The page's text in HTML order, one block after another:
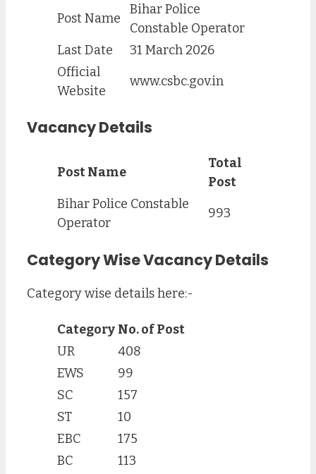
Post Name
Bihar Police
Constable Operator
Last Date
31 March 2026
Official
Website
www.csbc.gov.in
Vacancy Details
Post Name
Total
Post
Bihar Police Constable
Operator
993
Category Wise Vacancy Details
Category wise details here:-
Category No. of Post
UR
408
EWS
99
SC
157
ST
10
EBC
175
BC
113